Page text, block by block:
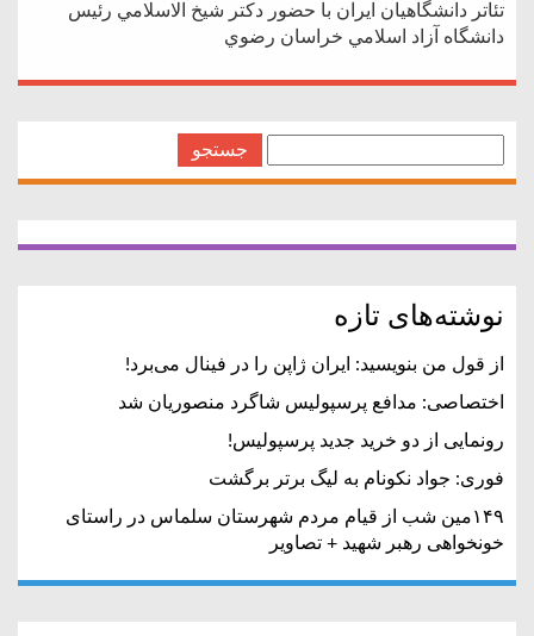
تئاتر دانشگاهيان ايران با حضور دكتر شيخ الاسلامي رئيس
دانشگاه آزاد اسلامي خراسان رضوي
نوشته‌های تازه
از قول من بنویسید: ایران ژاپن را در فینال می‌برد!
اختصاصی: مدافع پرسپولیس شاگرد منصوریان شد
رونمایی از دو خرید جدید پرسپولیس!
فوری: جواد نکونام به لیگ برتر برگشت
۱۴۹مین شب از قیام مردم شهرستان سلماس در راستای
خونخواهی رهبر شهید + تصاویر